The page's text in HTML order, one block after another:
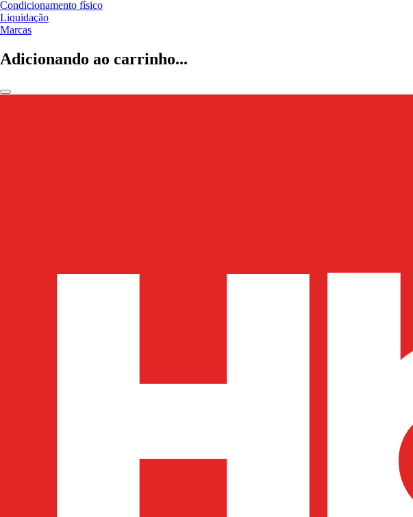
Condicionamento físico
Liquidação
Marcas
Adicionando ao carrinho...